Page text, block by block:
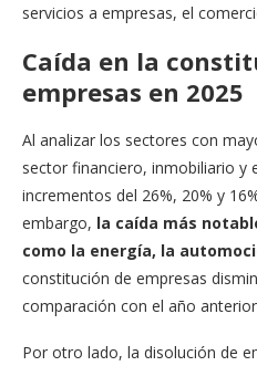
servicios a empresas, el
Caída en la
empresas en 2025
Al analizar los sectores con
sector financiero, inmobiliario y
incrementos del 26%, 20% y
embargo, la caída más
como la energía, la
constitución de empresas
comparación con el año
Por otro lado, la disolución de